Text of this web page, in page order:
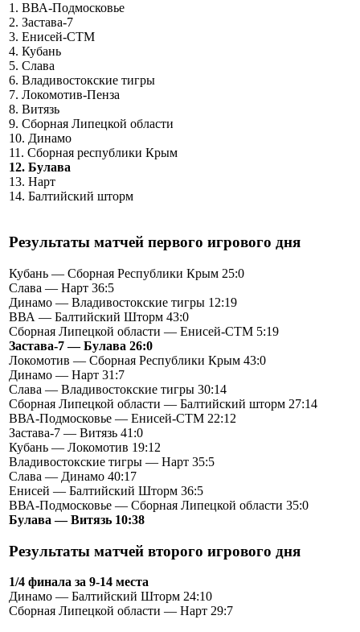
1. ВВА-Подмосковье
2. Застава-7
3. Енисей-СТМ
4. Кубань
5. Слава
6. Владивостокские тигры
7. Локомотив-Пенза
8. Витязь
9. Сборная Липецкой области
10. Динамо
11. Сборная республики Крым
12. Булава
13. Нарт
14. Балтийский шторм
Результаты матчей первого игрового дня
Кубань — Сборная Республики Крым 25:0
Слава — Нарт 36:5
Динамо — Владивостокские тигры 12:19
ВВА — Балтийский Шторм 43:0
Сборная Липецкой области — Енисей-СТМ 5:19
Застава-7 — Булава 26:0
Локомотив — Сборная Республики Крым 43:0
Динамо — Нарт 31:7
Слава — Владивостокские тигры 30:14
Сборная Липецкой области — Балтийский шторм 27:14
ВВА-Подмосковье — Енисей-СТМ 22:12
Застава-7 — Витязь 41:0
Кубань — Локомотив 19:12
Владивостокские тигры — Нарт 35:5
Слава — Динамо 40:17
Енисей — Балтийский Шторм 36:5
ВВА-Подмосковье — Сборная Липецкой области 35:0
Булава — Витязь 10:38
Результаты матчей второго игрового дня
1/4 финала за 9-14 места
Динамо — Балтийский Шторм 24:10
Сборная Липецкой области — Нарт 29:7